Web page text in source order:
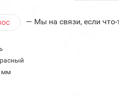
— Мы на связи, если что-
мм